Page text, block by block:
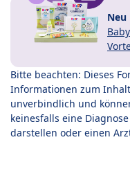
Neu
Bitte beachten: Dieses
Informationen zum
unverbindlich und
keinesfalls eine
darstellen oder einen